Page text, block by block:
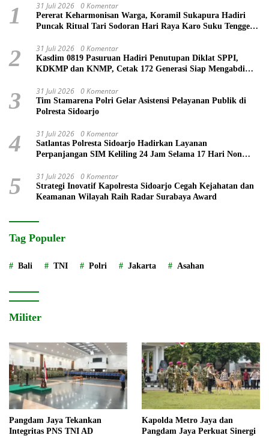
1 31 Juli 2026 0 Komentar
Pererat Keharmonisan Warga, Koramil Sukapura Hadiri
Puncak Ritual Tari Sodoran Hari Raya Karo Suku Tengger
2 31 Juli 2026 0 Komentar
Kasdim 0819 Pasuruan Hadiri Penutupan Diklat SPPI,
KDKMP dan KNMP, Cetak 172 Generasi Siap Mengabdi
3 31 Juli 2026 0 Komentar
Tim Stamarena Polri Gelar Asistensi Pelayanan Publik di
Polresta Sidoarjo
4 31 Juli 2026 0 Komentar
Satlantas Polresta Sidoarjo Hadirkan Layanan
Perpanjangan SIM Keliling 24 Jam Selama 17 Hari Non
5 31 Juli 2026 0 Komentar
Strategi Inovatif Kapolresta Sidoarjo Cegah Kejahatan dan
Keamanan Wilayah Raih Radar Surabaya Award
Tag Populer
Bali TNI Polri Jakarta Asahan
Militer
Pangdam Jaya Tekankan
Integritas PNS TNI AD
Kapolda Metro Jaya dan
Pangdam Jaya Perkuat Sinergi